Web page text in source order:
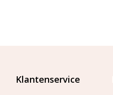
Klantenservice